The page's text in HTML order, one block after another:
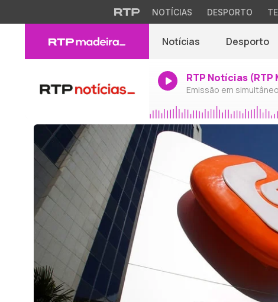
NOTÍCIAS DESPORTO
Notícias Desporto
RTP Notícias (RTP
Emissão em